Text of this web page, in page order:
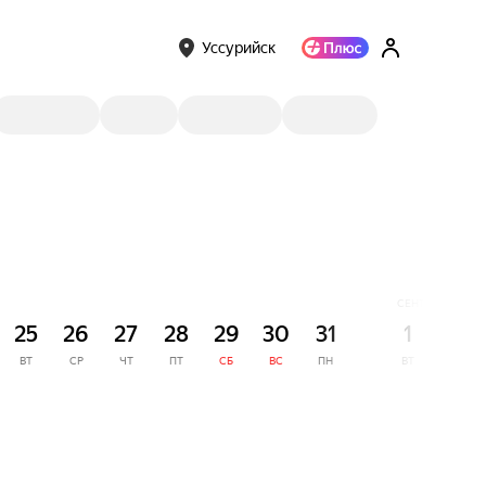
Уссурийск
25
ВТ
26
СР
27
ЧТ
28
ПТ
29
СБ
30
ВС
31
ПН
1
ВТ